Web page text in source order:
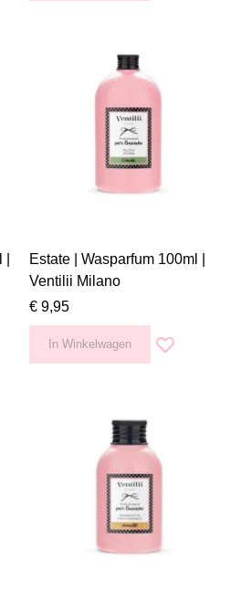
aan verlanglijst
Estate | Wasparfum 100ml |
Ventilii Milano
€ 9,95
In Winkelwagen
Voeg toe